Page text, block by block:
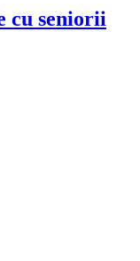
cu seniorii